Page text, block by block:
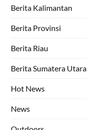
Berita Kalimantan
Berita Provinsi
Berita Riau
Berita Sumatera Utara
Hot News
News